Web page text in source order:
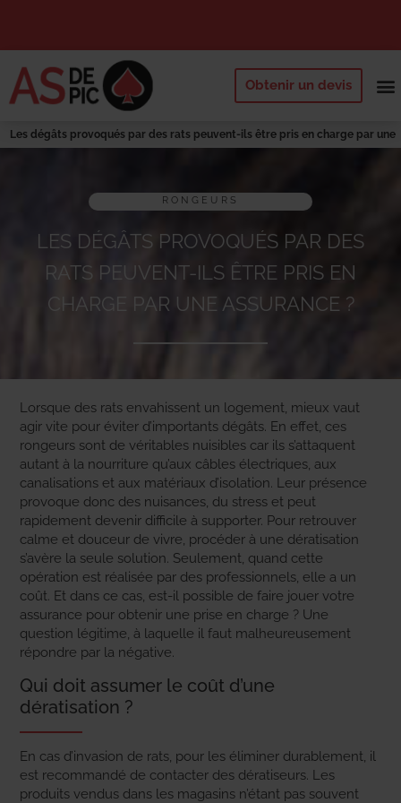
Obtenir un devis
Les dégâts provoqués par des rats peuvent-ils être pris en charge par une
RONGEURS
LES DÉGÂTS PROVOQUÉS PAR DES
RATS PEUVENT-ILS ÊTRE PRIS EN
CHARGE PAR UNE ASSURANCE ?
Lorsque des rats envahissent un logement, mieux vaut
agir vite pour éviter d’importants dégâts. En effet, ces
rongeurs sont de véritables nuisibles car ils s’attaquent
autant à la nourriture qu’aux câbles électriques, aux
canalisations et aux matériaux d’isolation. Leur présence
provoque donc des nuisances, du stress et peut
rapidement devenir difficile à supporter. Pour retrouver
calme et douceur de vivre, procéder à une dératisation
s’avère la seule solution. Seulement, quand cette
opération est réalisée par des professionnels, elle a un
coût. Et dans ce cas, est-il possible de faire jouer votre
assurance pour obtenir une prise en charge ? Une
question légitime, à laquelle il faut malheureusement
répondre par la négative.
Qui doit assumer le coût d’une
dératisation ?
En cas d’invasion de rats, pour les éliminer durablement, il
est recommandé de contacter des dératiseurs. Les
produits vendus dans les magasins n’étant pas souvent